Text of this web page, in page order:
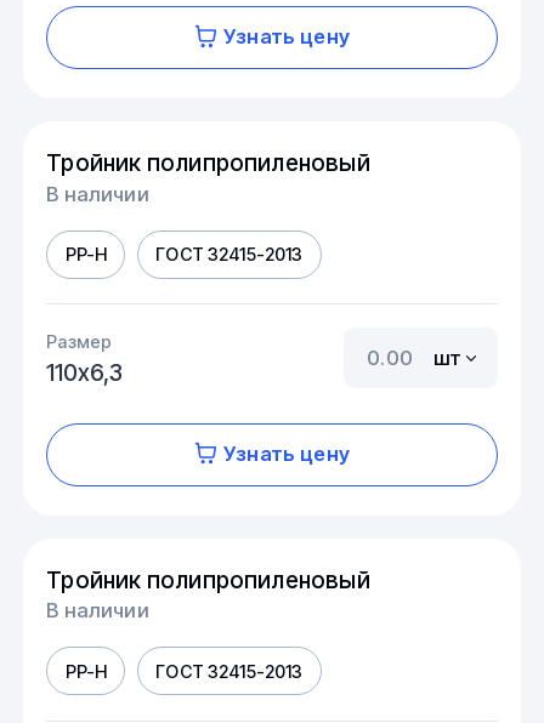
Узнать цену
Тройник полипропиленовый
В наличии
PP-H ГОСТ 32415-2013
Размер
110х6,3
шт
Узнать цену
Тройник полипропиленовый
В наличии
PP-H ГОСТ 32415-2013